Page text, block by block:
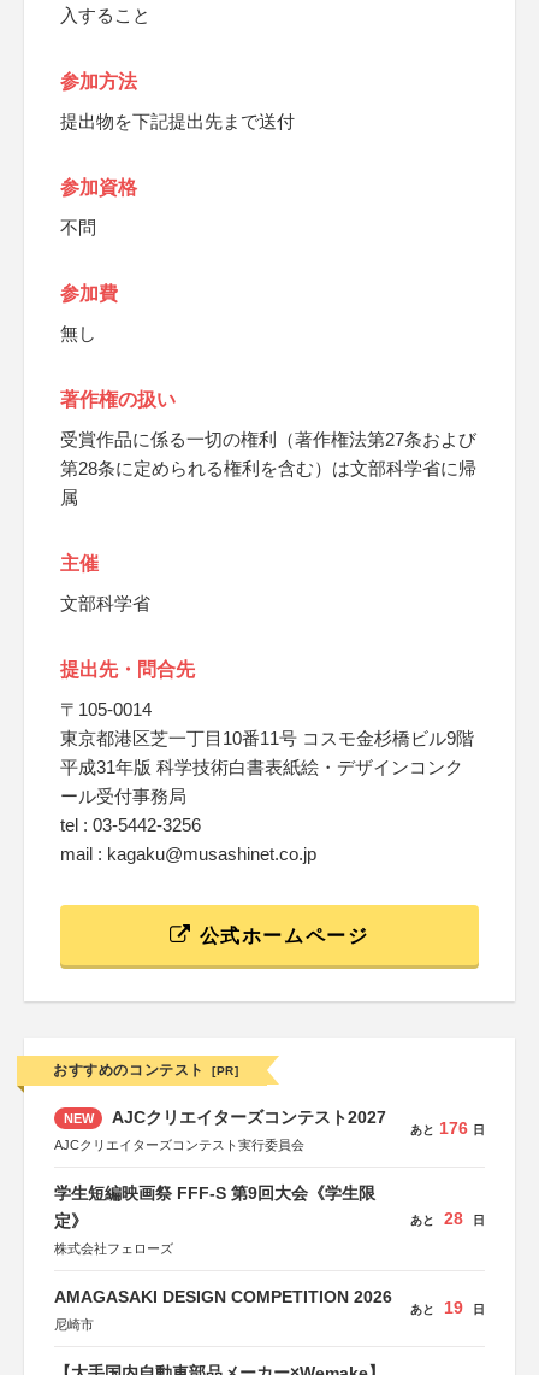
入すること
参加方法
提出物を下記提出先まで送付
参加資格
不問
参加費
無し
著作権の扱い
受賞作品に係る一切の権利（著作権法第27条および
第28条に定められる権利を含む）は文部科学省に帰
属
主催
文部科学省
提出先・問合先
〒105-0014
東京都港区芝一丁目10番11号 コスモ金杉橋ビル9階
平成31年版 科学技術白書表紙絵・デザインコンク
ール受付事務局
tel : 03-5442-3256
mail : kagaku@musashinet.co.jp
公式ホームページ
おすすめのコンテスト [PR]
NEW AJCクリエイターズコンテスト2027
AJCクリエイターズコンテスト実行委員会
あと 176 日
学生短編映画祭 FFF-S 第9回大会《学生限
定》
株式会社フェローズ
あと 28 日
AMAGASAKI DESIGN COMPETITION 2026
尼崎市
あと 19 日